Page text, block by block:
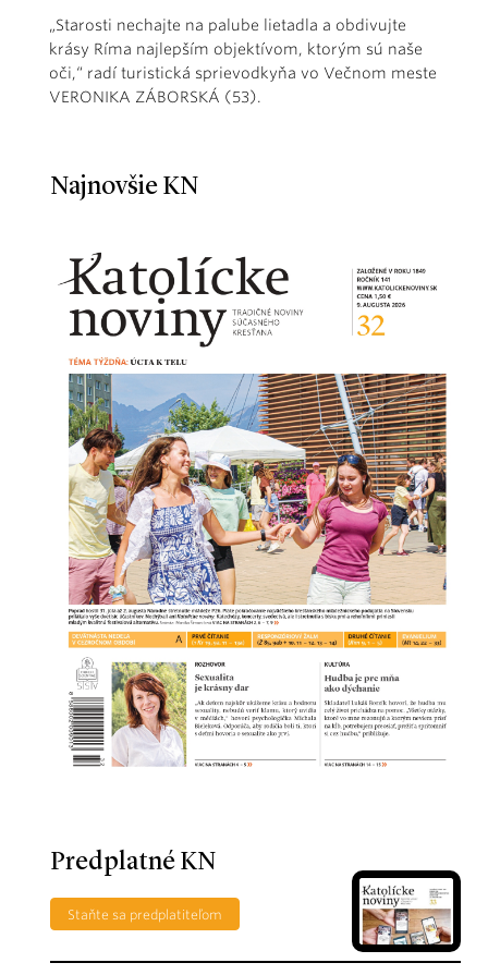
„Starosti nechajte na palube lietadla a obdivujte
krásy Ríma najlepším objektívom, ktorým sú naše
oči,“ radí turistická sprievodkyňa vo Večnom meste
VERONIKA ZÁBORSKÁ (53).
Najnovšie KN
Predplatné KN
Staňte sa predplatiteľom